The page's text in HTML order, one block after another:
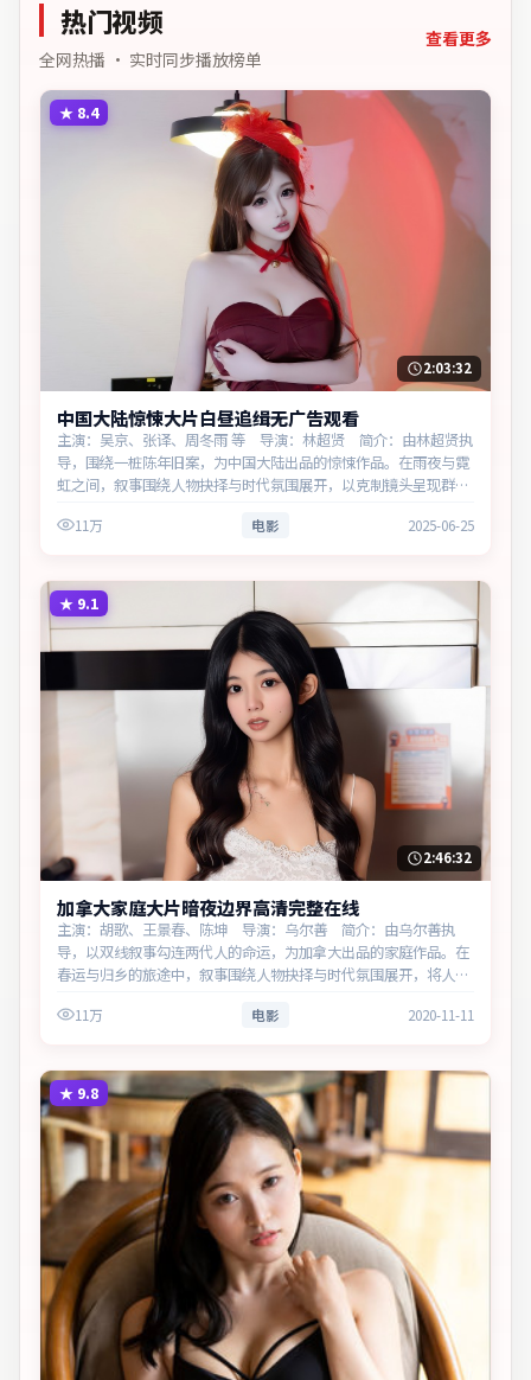
顾观赏性与现实意义。
热门视频
全网热播 · 实时同步播放榜单
查看更多
★ 8.4
2:03:32
中国大陆惊悚大片白昼追缉无广告观看
主演：吴京、张译、周冬雨 等 导演：林超贤 简介：由林超贤执
导，围绕一桩陈年旧案，为中国大陆出品的惊悚作品。在雨夜与霓
虹之间，叙事围绕人物抉择与时代氛围展开，以克制镜头呈现群像
11万 电影 2025-06-25
★ 9.1
2:46:32
加拿大家庭大片暗夜边界高清完整在线
主演：胡歌、王景春、陈坤 导演：乌尔善 简介：由乌尔善执
导，以双线叙事勾连两代人的命运，为加拿大出品的家庭作品。在
春运与归乡的旅途中，叙事围绕人物抉择与时代氛围展开，将人物
性与现实…
11万 电影 2020-11-11
★ 9.8